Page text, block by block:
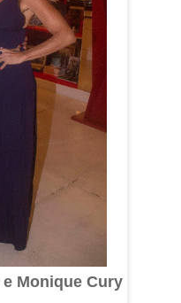
Monique Cury